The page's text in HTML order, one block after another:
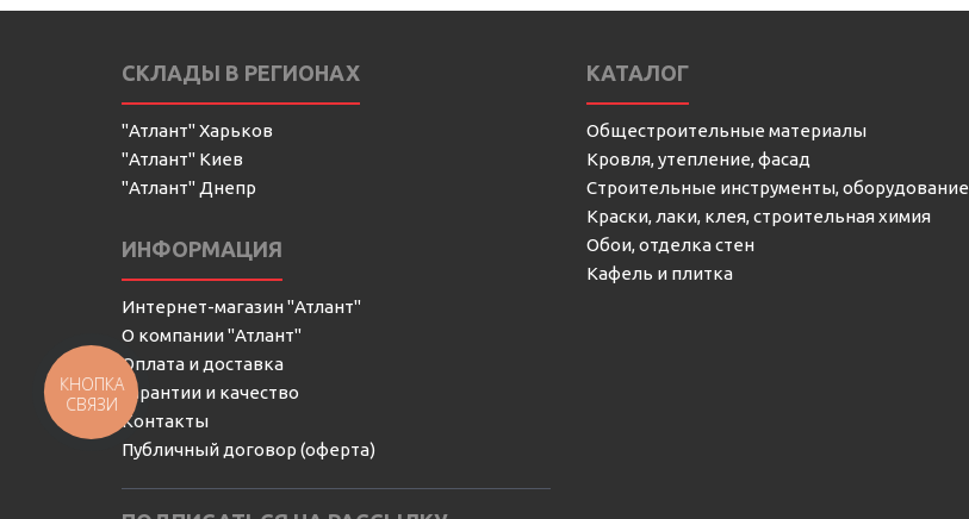
СКЛАДЫ В РЕГИОНАХ
"Атлант" Харьков
"Атлант" Киев
"Атлант" Днепр
ИНФОРМАЦИЯ
Интернет-магазин "Атлант"
О компании "Атлант"
Оплата и доставка
Гарантии и качество
Контакты
Публичный договор (оферта)
КАТАЛОГ
Общестроительные материалы
Кровля, утепление, фасад
Строительные инструменты, оборудование
Краски, лаки, клея, строительная химия
Обои, отделка стен
Кафель и плитка
КНОПКА
СВЯЗИ